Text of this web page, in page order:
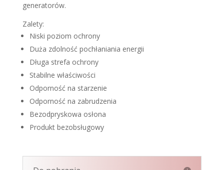
generatorów.
Zalety:
Niski poziom ochrony
Duża zdolność pochłaniania energii
Długa strefa ochrony
Stabilne właściwości
Odporność na starzenie
Odporność na zabrudzenia
Bezodpryskowa osłona
Produkt bezobsługowy